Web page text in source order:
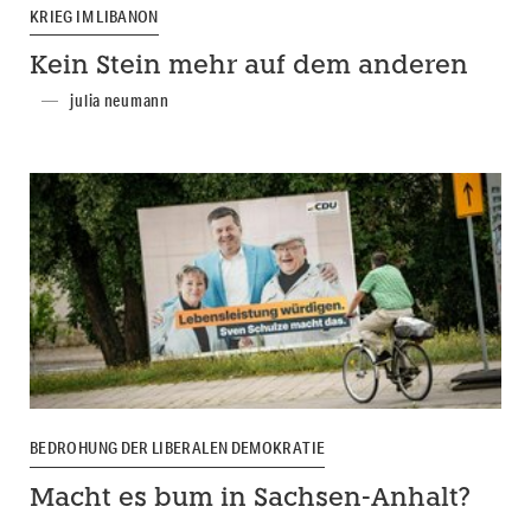
KRIEG IM LIBANON
Kein Stein mehr auf dem anderen
julia neumann
BEDROHUNG DER LIBERALEN DEMOKRATIE
Macht es bum in Sachsen-Anhalt?